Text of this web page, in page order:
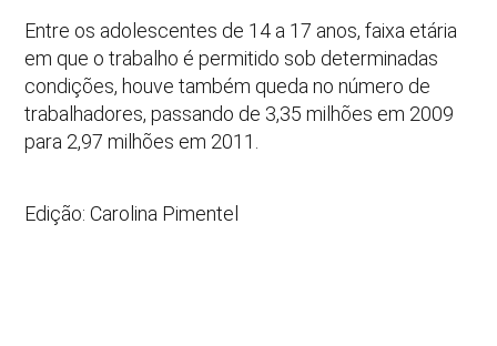
Entre os adolescentes de 14 a 17 anos, faixa etária
em que o trabalho é permitido sob determinadas
condições, houve também queda no número de
trabalhadores, passando de 3,35 milhões em 2009
para 2,97 milhões em 2011.
Edição: Carolina Pimentel